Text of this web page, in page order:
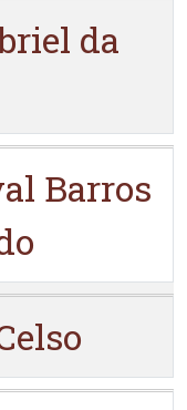
da
Barros